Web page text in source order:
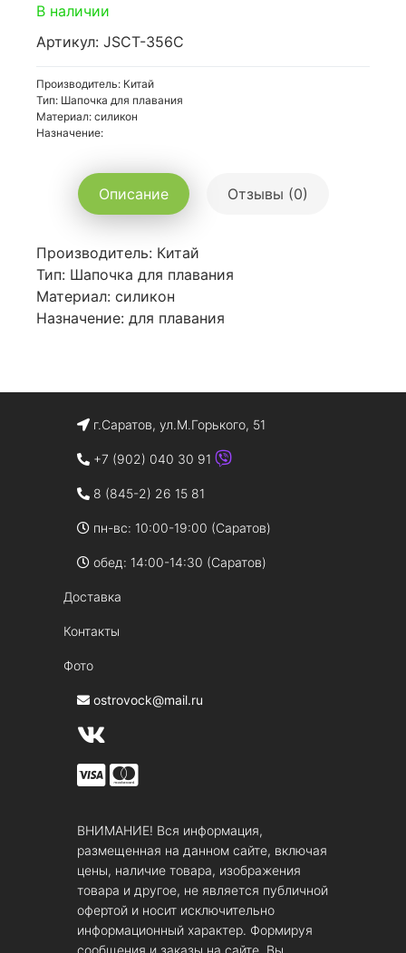
В наличии
Артикул: JSCT-356C
Производитель: Китай
Тип: Шапочка для плавания
Материал: силикон
Назначение:
Описание Отзывы (0)
Производитель: Китай
Тип: Шапочка для плавания
Материал: силикон
Назначение: для плавания
г.Саратов, ул.М.Горького, 51
+7 (902) 040 30 91
8 (845-2) 26 15 81
пн-вс: 10:00-19:00 (Саратов)
обед: 14:00-14:30 (Саратов)
Доставка
Контакты
Фото
ostrovock@mail.ru
ВНИМАНИЕ! Вся информация,
размещенная на данном сайте, включая
цены, наличие товара, изображения
товара и другое, не является публичной
офертой и носит исключительно
информационный характер. Формируя
сообщения и заказы на сайте, Вы